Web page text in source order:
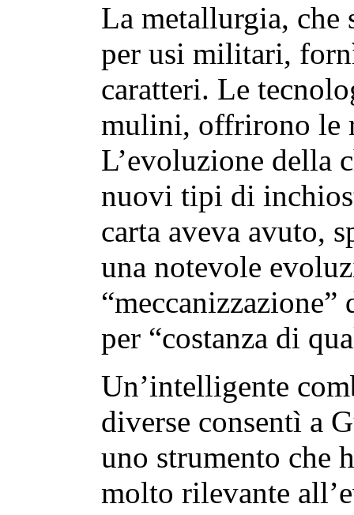
La metallurgia, che
per usi militari,
caratteri. Le
mulini, offrirono le
L’evoluzione della
nuovi tipi di
carta aveva avuto,
una notevole
per “costanza di
Un’intelligente
diverse consentì a
uno strumento che
molto rilevante